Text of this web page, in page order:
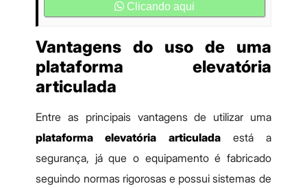
Clicando aqui
Vantagens do uso de uma
plataforma elevatória
articulada
Entre as principais vantagens de utilizar uma
plataforma elevatória articuladaestá a
segurança, já que o equipamento é fabricado
seguindo normas rigorosas e possui sistemas de